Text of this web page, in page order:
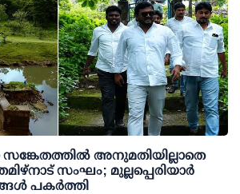
സങ്കേതത്തില്‍ അനുമതിയില്ലാതെ
സംഘം; മുല്ലപ്പെരിയാര്‍
കനാലിന്റെ ദൃശ്യങ്ങള്‍ പകര്‍ത്തി